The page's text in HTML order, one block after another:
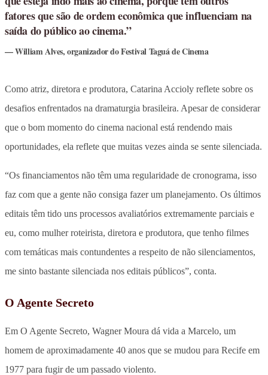
fatores que são de ordem econômica que influenciam na
saída do público ao cinema.”
William Alves, organizador do Festival Taguá de Cinema
Como atriz, diretora e produtora, Catarina Accioly reflete sobre os
desafios enfrentados na dramaturgia brasileira. Apesar de considerar
que o bom momento do cinema nacional está rendendo mais
oportunidades, ela reflete que muitas vezes ainda se sente silenciada.
“Os financiamentos não têm uma regularidade de cronograma, isso
faz com que a gente não consiga fazer um planejamento. Os últimos
editais têm tido uns processos avaliatórios extremamente parciais e
eu, como mulher roteirista, diretora e produtora, que tenho filmes
com temáticas mais contundentes a respeito de não silenciamentos,
me sinto bastante silenciada nos editais públicos”, conta.
O Agente Secreto
Em O Agente Secreto, Wagner Moura dá vida a Marcelo, um
homem de aproximadamente 40 anos que se mudou para Recife em
1977 para fugir de um passado violento.